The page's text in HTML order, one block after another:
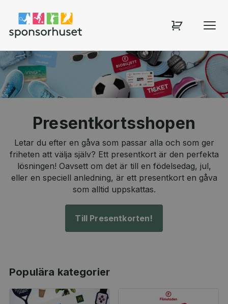
Sponsorhuset shop
Presentkortsshopen
Letar du efter en gåva som passar alla och som ger
friheten att välja själv? Ett presentkort är den perfekta
lösningen! Oavsett om det är till en födelsedag, jul,
eller en speciell anledning, är ett presentkort en gåva
som alltid uppskattas.
Till Presentkorten!
Populära kategorier